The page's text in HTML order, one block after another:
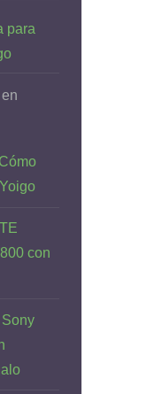
para
en
Cómo
con
Sony